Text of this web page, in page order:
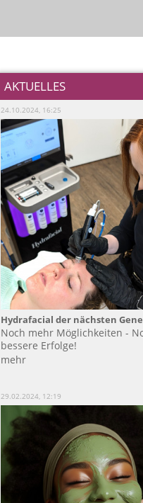
AKTUELLES
24.10.2024, 16:25
Hydrafacial der nächsten
Noch mehr Möglichkeiten -
bessere Erfolge!
mehr
29.02.2024, 12:19